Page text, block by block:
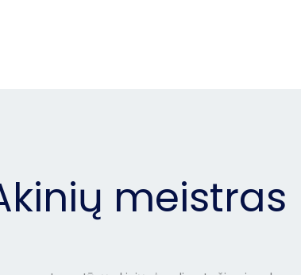
meistras